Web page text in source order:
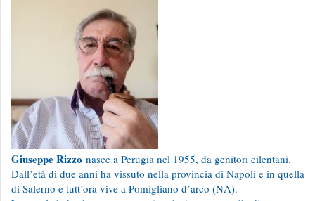
Giuseppe Rizzo nasce a Perugia nel 1955, da genitori cilentani.
Dall’età di due anni ha vissuto nella provincia di Napoli e in quella
di Salerno e tutt’ora vive a Pomigliano d’arco (NA).